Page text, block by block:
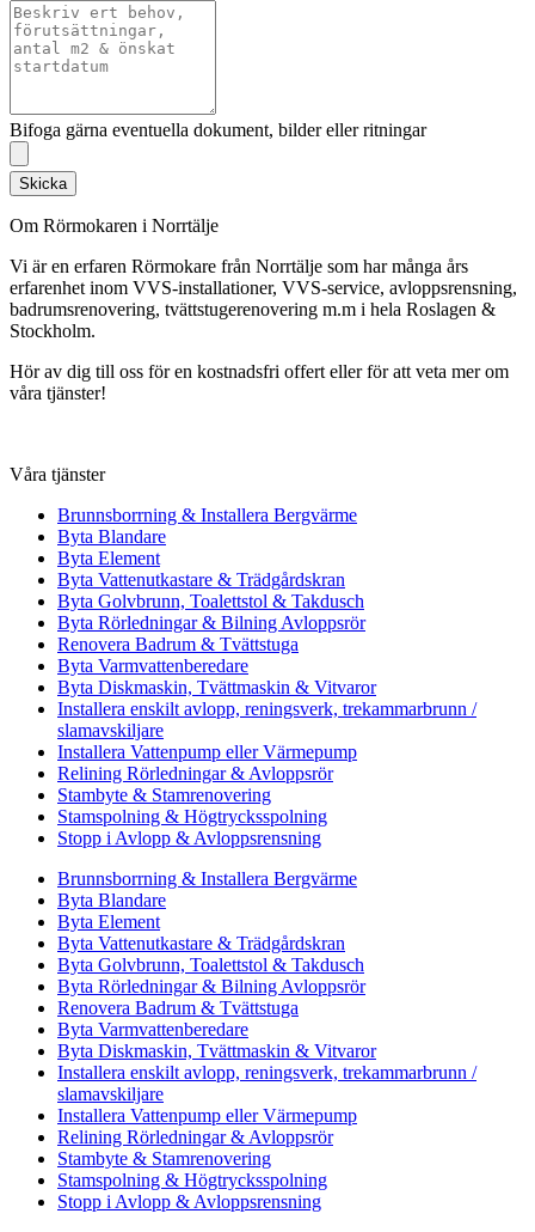
Bifoga gärna eventuella dokument, bilder eller ritningar
Skicka
Om Rörmokaren i Norrtälje
Vi är en erfaren Rörmokare från Norrtälje som har många års
erfarenhet inom VVS-installationer, VVS-service, avloppsrensning,
badrumsrenovering, tvättstugerenovering m.m i hela Roslagen &
Stockholm.
Hör av dig till oss för en kostnadsfri offert eller för att veta mer om
våra tjänster!
Våra tjänster
Brunnsborrning & Installera Bergvärme
Byta Blandare
Byta Element
Byta Vattenutkastare & Trädgårdskran
Byta Golvbrunn, Toalettstol & Takdusch
Byta Rörledningar & Bilning Avloppsrör
Renovera Badrum & Tvättstuga
Byta Varmvattenberedare
Byta Diskmaskin, Tvättmaskin & Vitvaror
Installera enskilt avlopp, reningsverk, trekammarbrunn /
slamavskiljare
Installera Vattenpump eller Värmepump
Relining Rörledningar & Avloppsrör
Stambyte & Stamrenovering
Stamspolning & Högtrycksspolning
Stopp i Avlopp & Avloppsrensning
Brunnsborrning & Installera Bergvärme
Byta Blandare
Byta Element
Byta Vattenutkastare & Trädgårdskran
Byta Golvbrunn, Toalettstol & Takdusch
Byta Rörledningar & Bilning Avloppsrör
Renovera Badrum & Tvättstuga
Byta Varmvattenberedare
Byta Diskmaskin, Tvättmaskin & Vitvaror
Installera enskilt avlopp, reningsverk, trekammarbrunn /
slamavskiljare
Installera Vattenpump eller Värmepump
Relining Rörledningar & Avloppsrör
Stambyte & Stamrenovering
Stamspolning & Högtrycksspolning
Stopp i Avlopp & Avloppsrensning